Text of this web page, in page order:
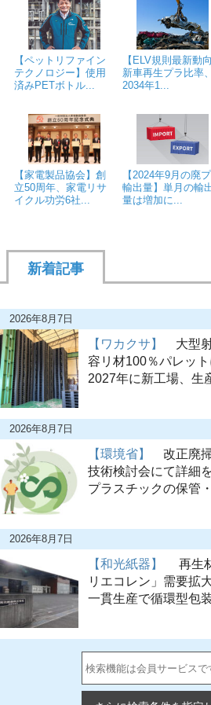
【ペットリファイン
テクノロジー】使用
済みPETボトル...
【ELV規則最新動向
新車再生プラ比率、
2034年1...
【家電製品協会】創
立50周年、家電リサ
イクル功労6社...
【2024年9月の廃
輸出量】単月の輸
量は増加に...
新着記事
2026年8月7日
【ワカクサ】
大型射
容リ材100％パレッ
2027年に新工場、生
2026年8月7日
【環境省】
改正廃掃
技術検討会にて詳細
プラスチックの保管
2026年8月7日
【和光紙器】
再生
リエコレン」需要
一貫生産で循環型包